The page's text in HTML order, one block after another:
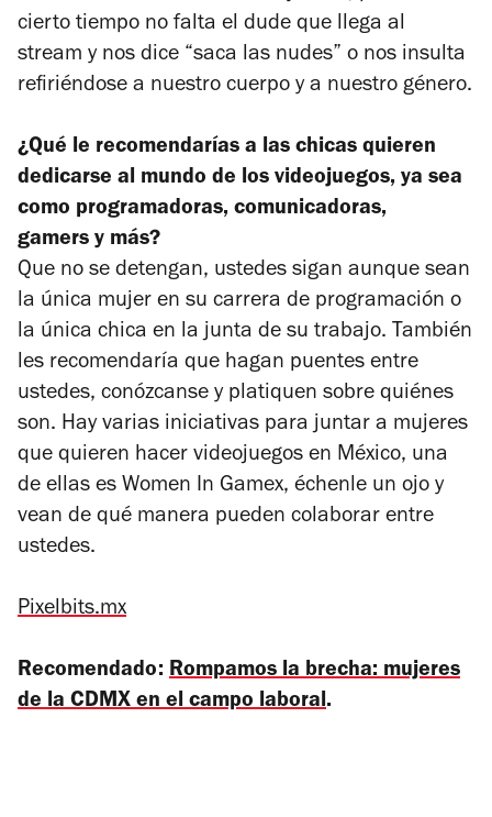
cierto tiempo no falta el dude que llega al
stream y nos dice “saca las nudes” o nos insulta
refiriéndose a nuestro cuerpo y a nuestro género.
¿Qué le recomendarías a las chicas quieren
dedicarse al mundo de los videojuegos, ya sea
como programadoras, comunicadoras,
gamers y más?
Que no se detengan, ustedes sigan aunque sean
la única mujer en su carrera de programación o
la única chica en la junta de su trabajo. También
les recomendaría que hagan puentes entre
ustedes, conózcanse y platiquen sobre quiénes
son. Hay varias iniciativas para juntar a mujeres
que quieren hacer videojuegos en México, una
de ellas es Women In Gamex, échenle un ojo y
vean de qué manera pueden colaborar entre
ustedes.
Pixelbits.mx
Recomendado: Rompamos la brecha: mujeres
de la CDMX en el campo laboral.